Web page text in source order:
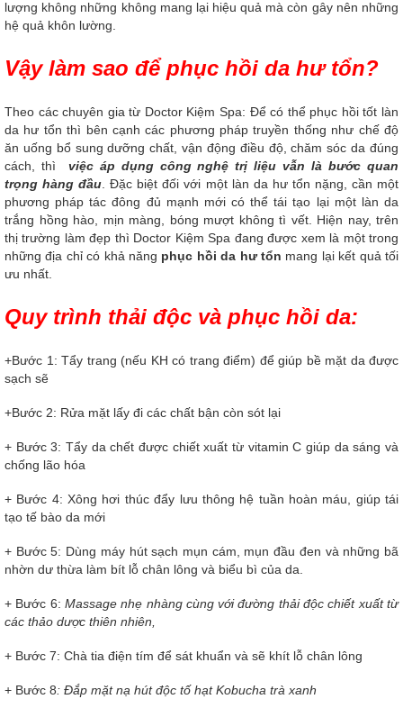
lượng không những không mang lại hiệu quả mà còn gây nên những
hệ quả khôn lường.
Vậy làm sao để phục hồi da hư tổn?
Theo các chuyên gia từ Doctor Kiệm Spa: Để có thể phục hồi tốt làn
da hư tổn thì bên cạnh các phương pháp truyền thống như chế độ
ăn uống bổ sung dưỡng chất, vận động điều độ, chăm sóc da đúng
cách, thì việc áp dụng công nghệ trị liệu vẫn là bước quan
trọng hàng đầu . Đặc biệt đối với một làn da hư tổn nặng, cần một
phương pháp tác đông đủ mạnh mới có thể tái tạo lại một làn da
trắng hồng hào, mịn màng, bóng mượt không tì vết. Hiện nay, trên
thị trường làm đẹp thì Doctor Kiệm Spa đang được xem là một trong
những địa chỉ có khả năng phục hồi da hư tổn mang lại kết quả tối
ưu nhất.
Quy trình thải độc và phục hồi da:
+Bước 1: Tẩy trang (nếu KH có trang điểm) để giúp bề mặt da được
sạch sẽ
+Bước 2: Rửa mặt lấy đi các chất bận còn sót lại
+ Bước 3: Tẩy da chết được chiết xuất từ vitamin C giúp da sáng và
chống lão hóa
+ Bước 4: Xông hơi thúc đẩy lưu thông hệ tuần hoàn máu, giúp tái
tạo tế bào da mới
+ Bước 5: Dùng máy hút sạch mụn cám, mụn đầu đen và những bã
nhờn dư thừa làm bít lỗ chân lông và biểu bì của da.
+ Bước 6: Massage nhẹ nhàng cùng với đường thải độc chiết xuất từ
các thảo dược thiên nhiên,
+ Bước 7: Chà tia điện tím để sát khuẩn và sẽ khít lỗ chân lông
+ Bước 8: Đắp mặt nạ hút độc tố hạt Kobucha trà xanh